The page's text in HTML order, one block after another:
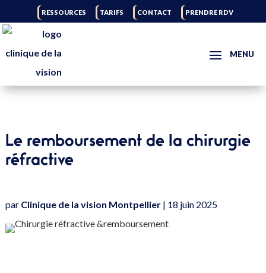
RESSOURCES TARIFS CONTACT PRENDRE RDV
Le remboursement de la chirurgie
réfractive
par Clinique de la vision Montpellier| 18 juin 2025